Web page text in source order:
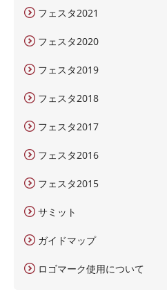
フェスタ2021
フェスタ2020
フェスタ2019
フェスタ2018
フェスタ2017
フェスタ2016
フェスタ2015
サミット
ガイドマップ
ロゴマーク使用について